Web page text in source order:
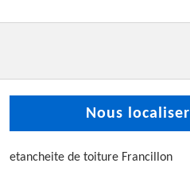
Nous localiser
etancheite de toiture Francillon